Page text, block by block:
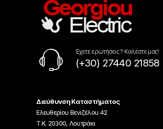
Έχετε ερωτήσεις ? Καλέστε μας!
(+30) 27440 21858
Διεύθυνση Καταστήματος
Ελευθερίου Βενιζέλου 42
Τ.Κ. 20300, Λουτράκι